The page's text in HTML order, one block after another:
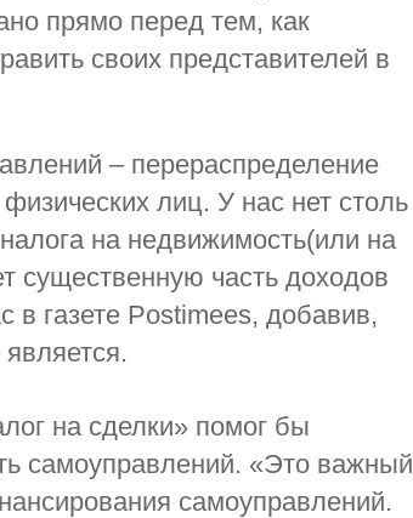
прямо перед тем, как
своих представителей в
– перераспределение
лиц. У нас нет столь
на недвижимость(или на
существенную часть доходов
в газете Postimees, добавив,
на сделки» помог бы
самоуправлений. «Это важный
самоуправлений.